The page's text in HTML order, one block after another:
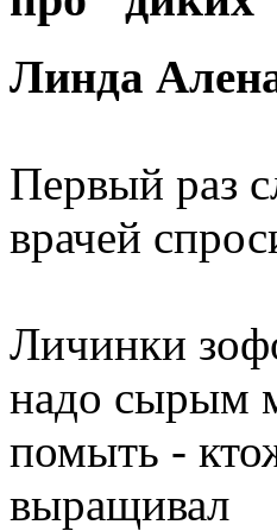
Линда
Первый раз
врачей
Личинки
надо сырым
помыть -
выращивал